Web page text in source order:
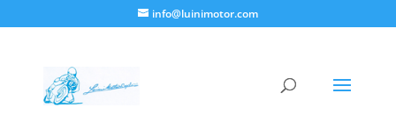
info@luinimotor.com